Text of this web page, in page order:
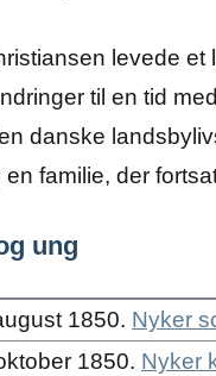
levede
til en tid
danske
familie, der
ung
1850. Nyker
1850. Nyker